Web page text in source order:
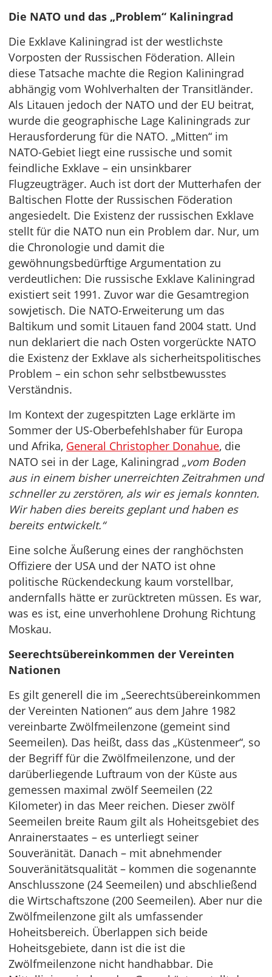
Die NATO und das „Problem“ Kaliningrad
Die Exklave Kaliningrad ist der westlichste
Vorposten der Russischen Föderation. Allein
diese Tatsache machte die Region Kaliningrad
abhängig vom Wohlverhalten der Transitländer.
Als Litauen jedoch der NATO und der EU beitrat,
wurde die geographische Lage Kaliningrads zur
Herausforderung für die NATO. „Mitten“ im
NATO-Gebiet liegt eine russische und somit
feindliche Exklave – ein unsinkbarer
Flugzeugträger. Auch ist dort der Mutterhafen der
Baltischen Flotte der Russischen Föderation
angesiedelt. Die Existenz der russischen Exklave
stellt für die NATO nun ein Problem dar. Nur, um
die Chronologie und damit die
gewöhnungsbedürftige Argumentation zu
verdeutlichen: Die russische Exklave Kaliningrad
existiert seit 1991. Zuvor war die Gesamtregion
sowjetisch. Die NATO-Erweiterung um das
Baltikum und somit Litauen fand 2004 statt. Und
nun deklariert die nach Osten vorgerückte NATO
die Existenz der Exklave als sicherheitspolitisches
Problem – ein schon sehr selbstbewusstes
Verständnis.
Im Kontext der zugespitzten Lage erklärte im
Sommer der US-Oberbefehlshaber für Europa
und Afrika, General Christopher Donahue, die
NATO sei in der Lage, Kaliningrad „vom Boden
aus in einem bisher unerreichten Zeitrahmen und
schneller zu zerstören, als wir es jemals konnten.
Wir haben dies bereits geplant und haben es
bereits entwickelt.“
Eine solche Äußerung eines der ranghöchsten
Offiziere der USA und der NATO ist ohne
politische Rückendeckung kaum vorstellbar,
andernfalls hätte er zurücktreten müssen. Es war,
was es ist, eine unverhohlene Drohung Richtung
Moskau.
Seerechtsübereinkommen der Vereinten
Nationen
Es gilt generell die im „Seerechtsübereinkommen
der Vereinten Nationen“ aus dem Jahre 1982
vereinbarte Zwölfmeilenzone (gemeint sind
Seemeilen). Das heißt, dass das „Küstenmeer“, so
der Begriff für die Zwölfmeilenzone, und der
darüberliegende Luftraum von der Küste aus
gemessen maximal zwölf Seemeilen (22
Kilometer) in das Meer reichen. Dieser zwölf
Seemeilen breite Raum gilt als Hoheitsgebiet des
Anrainerstaates – es unterliegt seiner
Souveränität. Danach – mit abnehmender
Souveränitätsqualität – kommen die sogenannte
Anschlusszone (24 Seemeilen) und abschließend
die Wirtschaftszone (200 Seemeilen). Aber nur die
Zwölfmeilenzone gilt als umfassender
Hoheitsbereich. Überlappen sich beide
Hoheitsgebiete, dann ist die ist die
Zwölfmeilenzone nicht handhabbar. Die